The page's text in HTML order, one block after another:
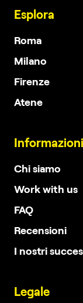
Esplora
Roma
Milano
Firenze
Atene
Informazioni
Chi siamo
Work with us
FAQ
Recensioni
I nostri
Legale